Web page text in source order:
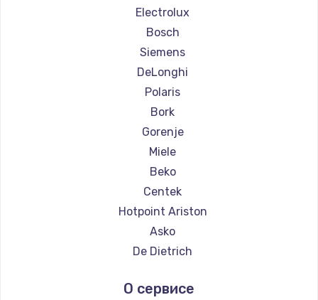
Ремонт кофемашин La Cimbali
Ремонт кофемашин WMF
Ремонт кофемашин Yamaguchi
Ремонт кофемашин Nivona
Ремонт кофемашин Astoria
Ремонт кофемашин JVC
Ремонт кофемашин Ariston
Ремонт кофемашин Grundig
Ремонт кофемашин ROCKET MOZZAFIATO
Ремонт кофемашин Vivitek
Ремонт кофемашин Thomson
Ремонт кофемашин Hisense
Ремонт кофемашин DELTA
Ремонт кофемашин Kyvol
Electrolux
Bosch
Siemens
DeLonghi
Polaris
Bork
Gorenje
Miele
Beko
Centek
Hotpoint Ariston
Asko
De Dietrich
Ascaso
О сервисе